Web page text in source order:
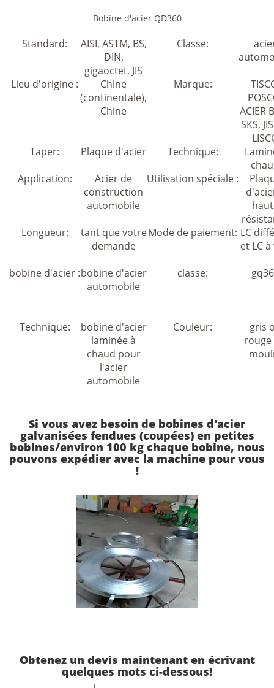
Bobine d'acier QD360
Standard:
AISI, ASTM, BS,
DIN,
gigaoctet, JIS
Classe:
Lieu d'origine :
Chine
(continentale),
Chine
Marque:
ACIER
SKS,
Taper:
Plaque d'acier Technique:
Application:
Acier de
construction
automobile
Utilisation spéciale :
Longueur:
tant que votre
demande
Mode de paiement: LC
et LC
bobine d'acier :bobine d'acier
automobile
classe:
Technique:
bobine d'acier
laminée à
chaud pour
l'acier
automobile
Couleur:
gris
Si vous avez besoin de bobines d'acier
galvanisées fendues (coupées) en petites
bobines/environ 100 kg chaque bobine, nous
pouvons expédier avec la machine pour vous
!
Obtenez un devis maintenant en écrivant
quelques mots ci-dessous!